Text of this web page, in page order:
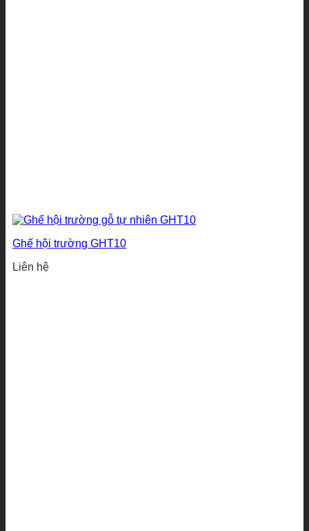
Ghế hội trường GHT10
Liên hệ